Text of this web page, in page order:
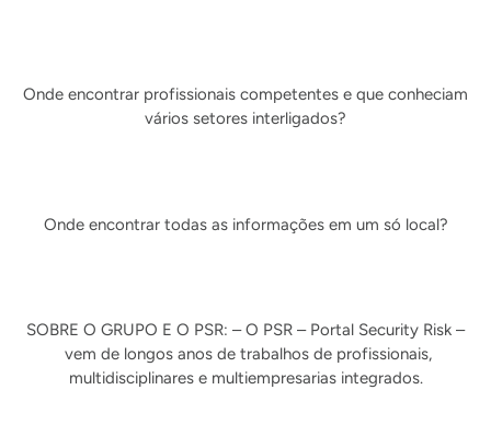
Onde encontrar profissionais competentes e que conheciam
vários setores interligados?
Onde encontrar todas as informações em um só local?
SOBRE O GRUPO E O PSR: – O PSR – Portal Security Risk –
vem de longos anos de trabalhos de profissionais,
multidisciplinares e multiempresarias integrados.